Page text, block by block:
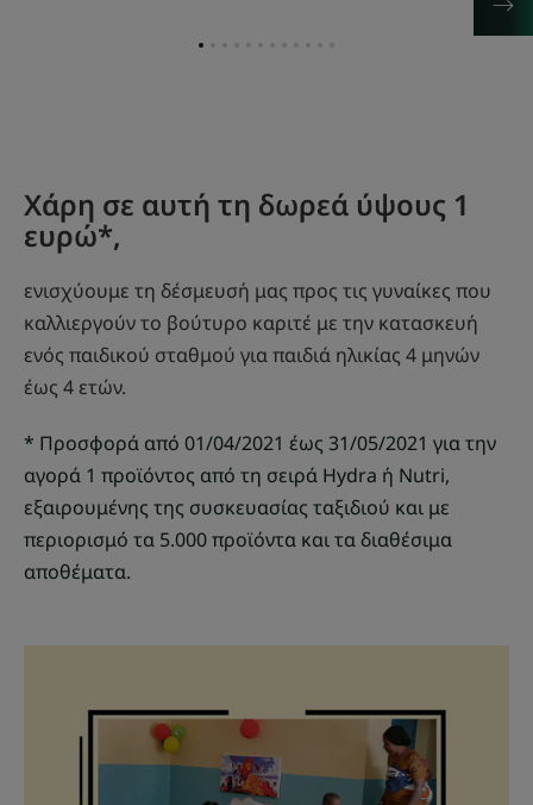
GoGoGoGoGoGoGoGoGoGo
GoGo
Χάρη σε αυτή τη δωρεά ύψους 1
ευρώ*,
ενισχύουμε τη δέσμευσή μας προς τις γυναίκες που
καλλιεργούν το βούτυρο καριτέ με την κατασκευή
ενός παιδικού σταθμού για παιδιά ηλικίας 4 μηνών
έως 4 ετών.
* Προσφορά από 01/04/2021 έως 31/05/2021 για την
αγορά 1 προϊόντος από τη σειρά Hydra ή Nutri,
εξαιρουμένης της συσκευασίας ταξιδιού και με
περιορισμό τα 5.000 προϊόντα και τα διαθέσιμα
αποθέματα.